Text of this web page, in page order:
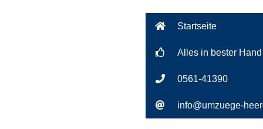
Startseite
Alles in bester Hand
0561-41390
info@umzuege-